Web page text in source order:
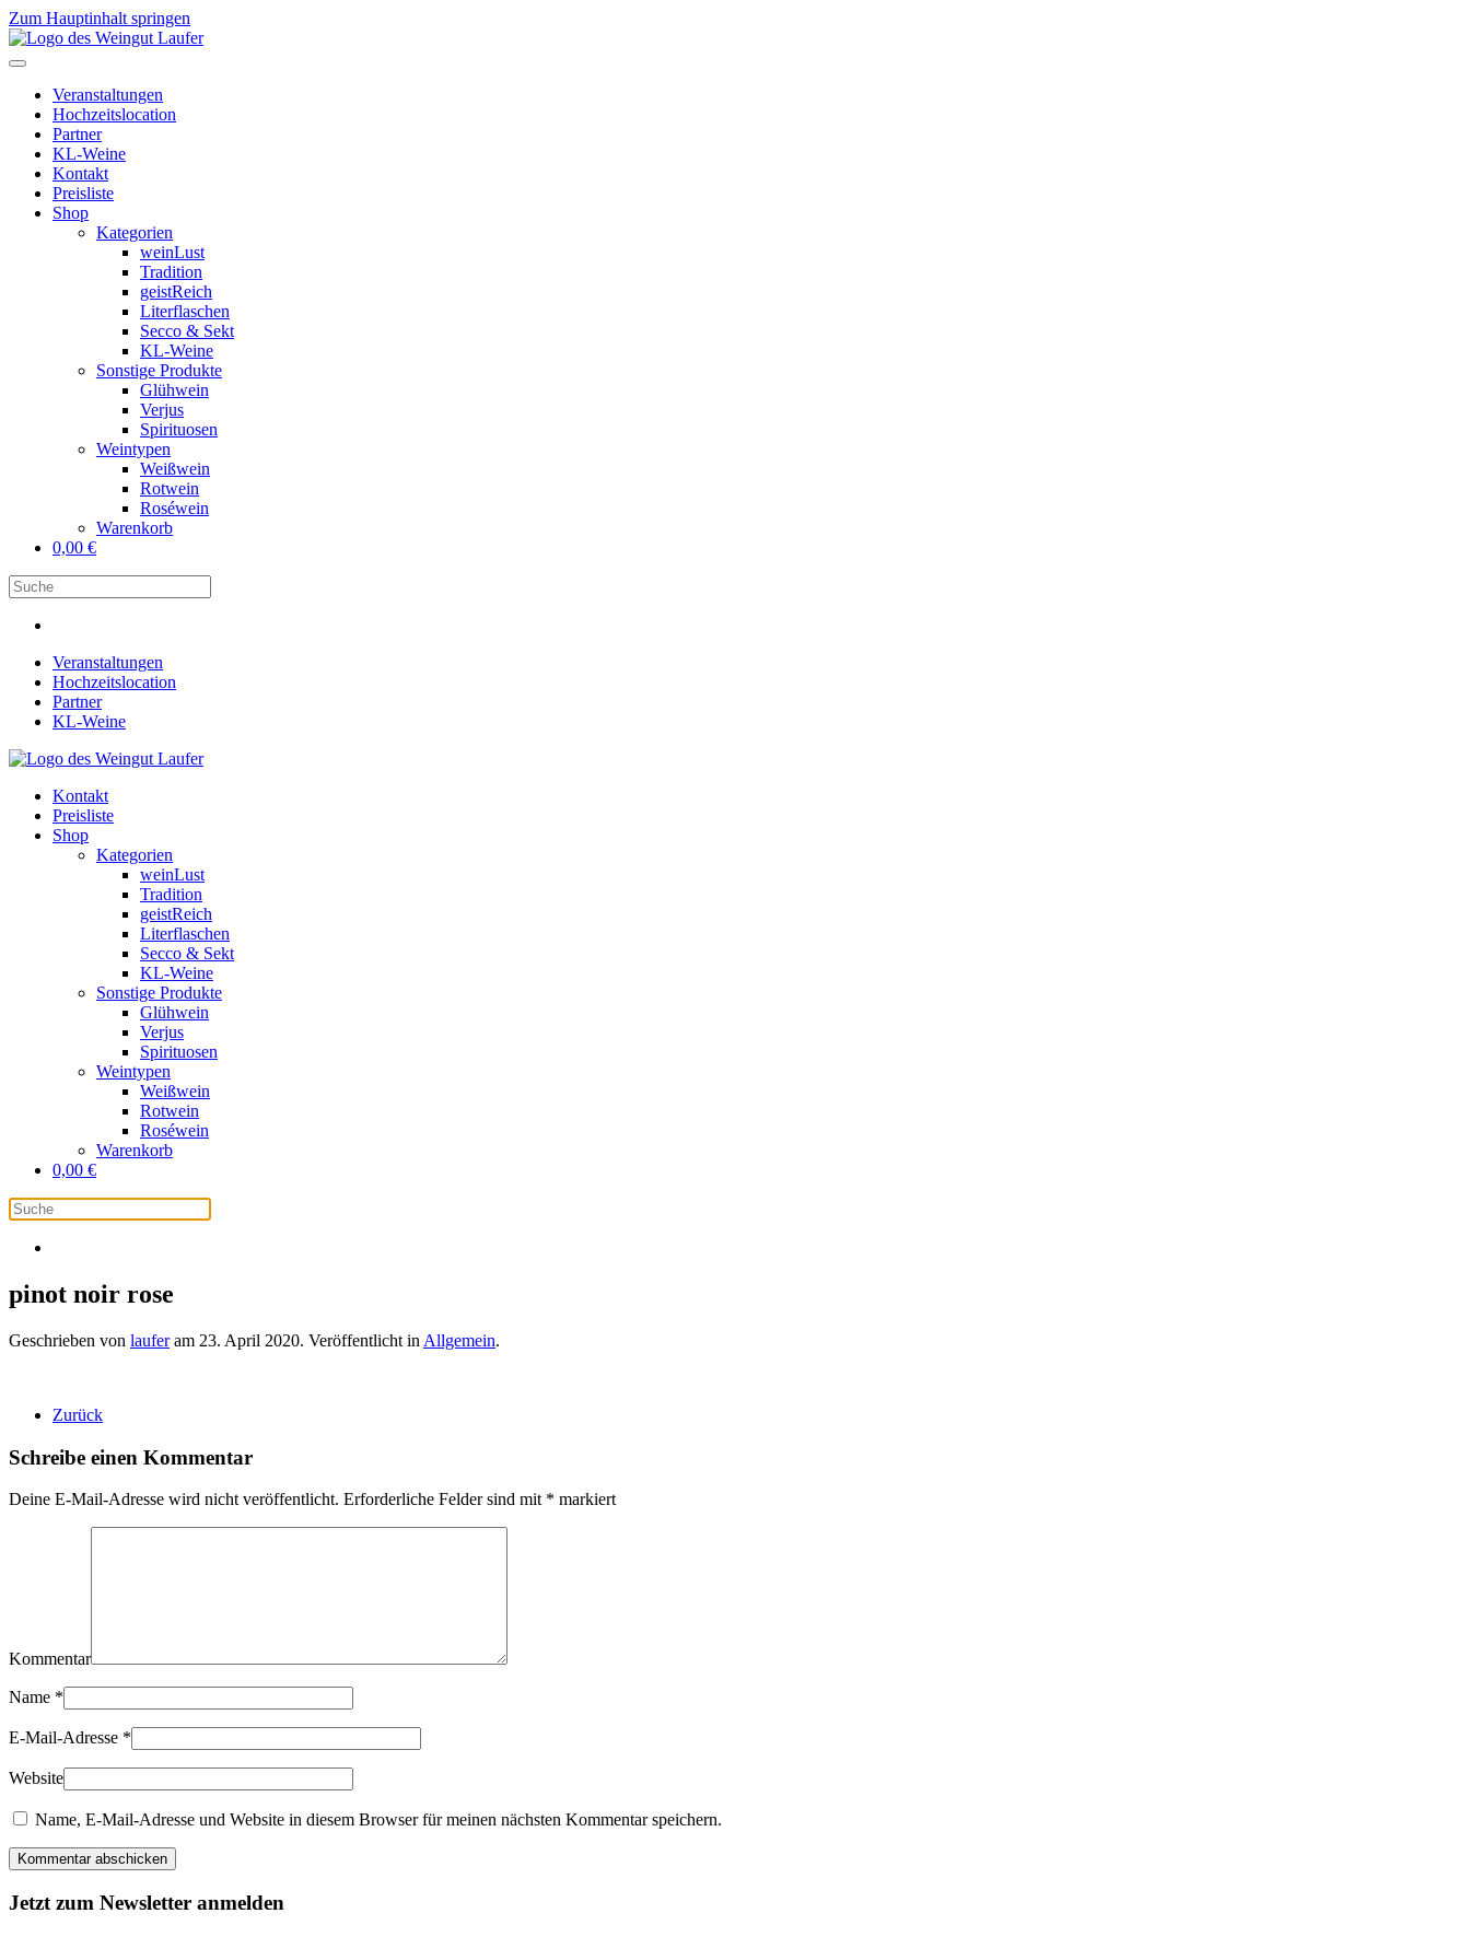
Zum Hauptinhalt springen
Veranstaltungen
Hochzeitslocation
Partner
KL-Weine
Kontakt
Preisliste
Shop
Kategorien
weinLust
Tradition
geistReich
Literflaschen
Secco & Sekt
KL-Weine
Sonstige Produkte
Glühwein
Verjus
Spirituosen
Weintypen
Weißwein
Rotwein
Roséwein
Warenkorb
0,00 €
Veranstaltungen
Hochzeitslocation
Partner
KL-Weine
Kontakt
Preisliste
Shop
Kategorien
weinLust
Tradition
geistReich
Literflaschen
Secco & Sekt
KL-Weine
Sonstige Produkte
Glühwein
Verjus
Spirituosen
Weintypen
Weißwein
Rotwein
Roséwein
Warenkorb
0,00 €
pinot noir rose
Geschrieben von lauferam 23. April 2020. Veröffentlicht in Allgemein.
Zurück
Schreibe einen Kommentar
Deine E-Mail-Adresse wird nicht veröffentlicht. Erforderliche Felder sind mit * markiert
Kommentar
Name *
E-Mail-Adresse *
Website
Name, E-Mail-Adresse und Website in diesem Browser für meinen nächsten Kommentar speichern.
Kommentar abschicken
Jetzt zum Newsletter anmelden